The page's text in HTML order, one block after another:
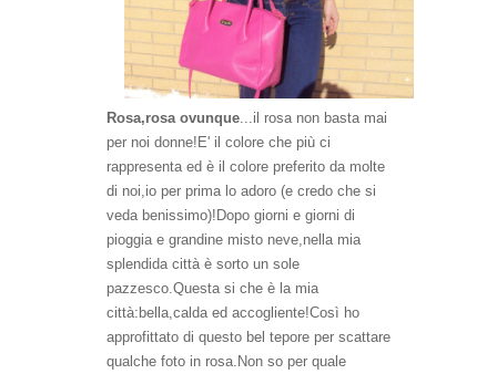
Rosa,rosa ovunque ...il rosa non basta mai
per noi donne!E' il colore che più ci
rappresenta ed è il colore preferito da molte
di noi,io per prima lo adoro (e credo che si
veda benissimo)!Dopo giorni e giorni di
pioggia e grandine misto neve,nella mia
splendida città è sorto un sole
pazzesco.Questa si che è la mia
città:bella,calda ed accogliente!Così ho
approfittato di questo bel tepore per scattare
qualche foto in rosa.Non so per quale